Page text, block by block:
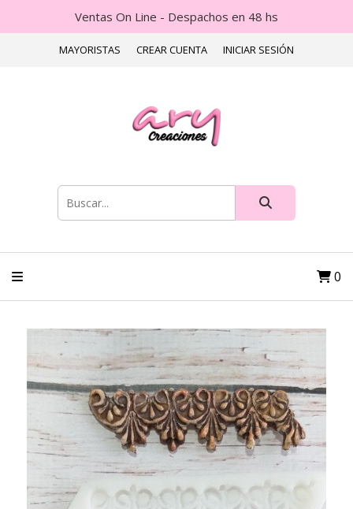
Ventas On Line - Despachos en 48 hs
MAYORISTAS CREAR CUENTA INICIAR SESIÓN
0